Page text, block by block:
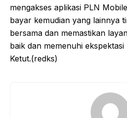
mengakses aplikasi PLN
bayar kemudian yang lainnya
bersama dan memastikan
baik dan memenuhi
Ketut.(redks)